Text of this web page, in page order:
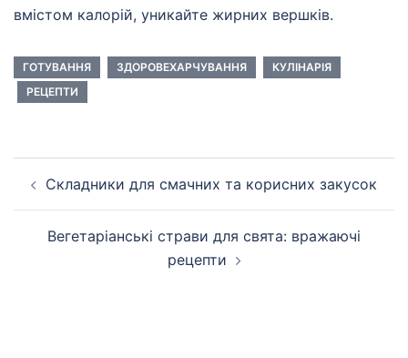
вмістом калорій, уникайте жирних вершків.
ГОТУВАННЯ ЗДОРОВЕХАРЧУВАННЯ
КУЛІНАРІЯ
РЕЦЕПТИ
Навігація
по
запису
Складники для смачних та корисних закусок
Вегетаріанські страви для свята: вражаючі
рецепти